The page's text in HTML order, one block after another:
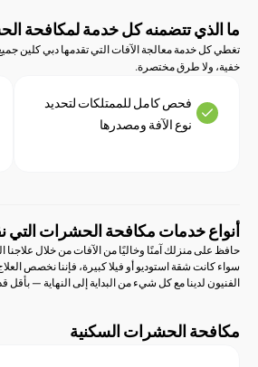
تتضمنه كل خدمة لمكافحة الحشرات
خدمة معالجة الآفات التي تقدمها دبي كلين جميع
طرق مختصرة.
فحص كامل للممتلكات لتحديد
نوع الآفة ومصدرها
خدمات مكافحة الحشرات التي نقدمها
منزلك آمنًا وخاليًا من الآفات من خلال علاجنا الكامل
شقة استوديو أو فيلا كبيرة، فإننا نخصص العلاج ليناسب
لدينا مع كل شيء من البداية إلى النهاية — بأقل قدر من
الحشرات السكنية